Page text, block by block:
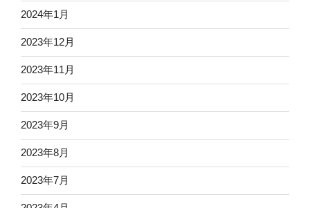
2024年1月
2023年12月
2023年11月
2023年10月
2023年9月
2023年8月
2023年7月